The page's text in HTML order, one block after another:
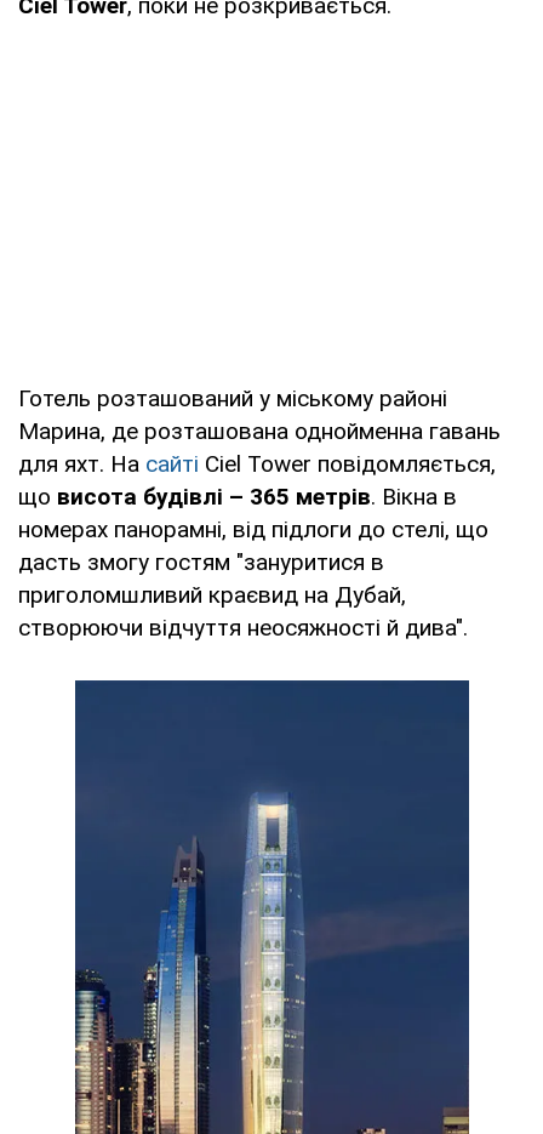
Готель розташований у міському районі
Марина, де розташована однойменна гавань
для яхт. На сайті Ciel Tower повідомляється,
що висота будівлі – 365 метрів. Вікна в
номерах панорамні, від підлоги до стелі, що
дасть змогу гостям "зануритися в
приголомшливий краєвид на Дубай,
створюючи відчуття неосяжності й дива".